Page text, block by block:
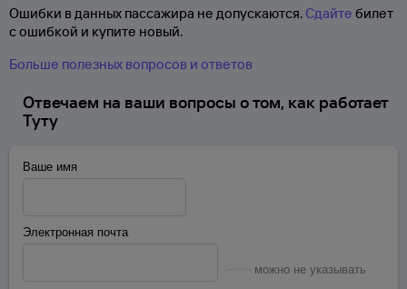
Ошибки в данных пассажира не допускаются. Сдайте билет
с ошибкой и купите новый.
Больше полезных вопросов и ответов
Отвечаем на ваши вопросы о том, как работает
Туту
Ваше имя
Электронная почта
можно не указывать